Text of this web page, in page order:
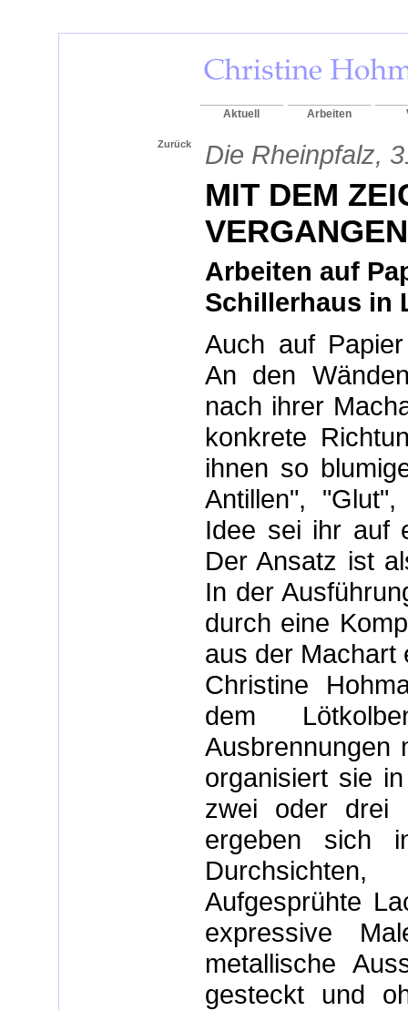
Aktuell Arbeiten
Zurück Die Rheinpfalz,
MIT DEM
Arbeiten auf
Schillerhaus in
Auch auf
An den
nach ihrer
konkrete
ihnen so
Antillen",
Idee sei ihr auf
Der Ansatz ist
In der
durch eine
aus der Machart
Christine
dem
Ausbrennungen
organisiert sie
zwei oder drei
ergeben sich
Aufgesprühte
expressive
metallische
gesteckt und